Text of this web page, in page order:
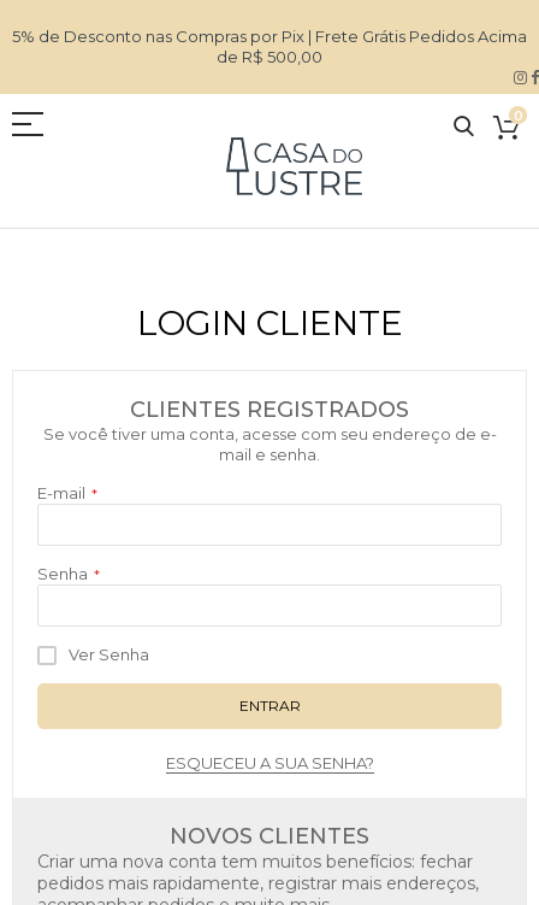
5% de Desconto nas Compras por Pix | Frete Grátis Pedidos Acima
de R$ 500,00
0
LOGIN CLIENTE
CLIENTES REGISTRADOS
Se você tiver uma conta, acesse com seu endereço de e-
mail e senha.
E-mail
Senha
Ver Senha
ENTRAR
ESQUECEU A SUA SENHA?
NOVOS CLIENTES
Criar uma nova conta tem muitos benefícios: fechar
pedidos mais rapidamente, registrar mais endereços,